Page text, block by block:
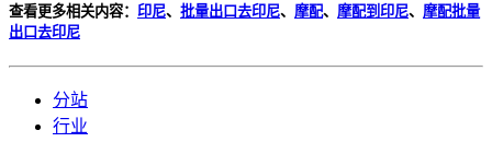
查看更多相关内容： 印尼、 批量出口去印尼、 摩配、 摩配到印尼、 摩配批量
出口去印尼
分站
行业